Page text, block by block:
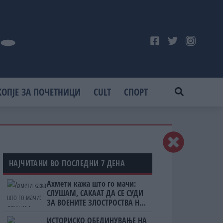
ЗА ПОЧЕТНИЦИ CULT СПОРТ
НАЈЧИТАНИ ВО ПОСЛЕДНИ 7 ДЕНА
Ахмети кажа што го мачи:
СЛУШАМ, САКААТ ДА СЕ СУДИ
ЗА ВОЕНИТЕ ЗЛОСТРОСТВА НА
ИСТОРИСКО ОБЕДИНУВАЊЕ НА